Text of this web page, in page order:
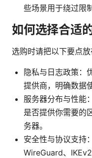
些场景用于绕过限制
如何选择合适
选购时请把以下要点放
隐私与日志政策：
提供商，明确数据
服务器分布与性能
是否提供你需要的
务器。
安全性与协议支持
WireGuard、